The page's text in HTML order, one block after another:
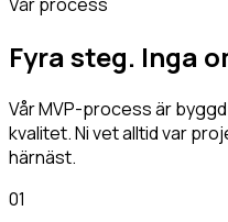
Fyra steg. Inga
Vår MVP-process är
kvalitet. Ni vet alltid var
härnäst.
01